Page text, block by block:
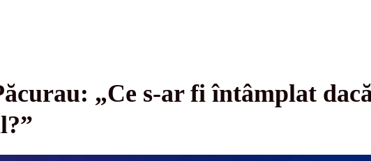
„Ce s-ar fi întâmplat